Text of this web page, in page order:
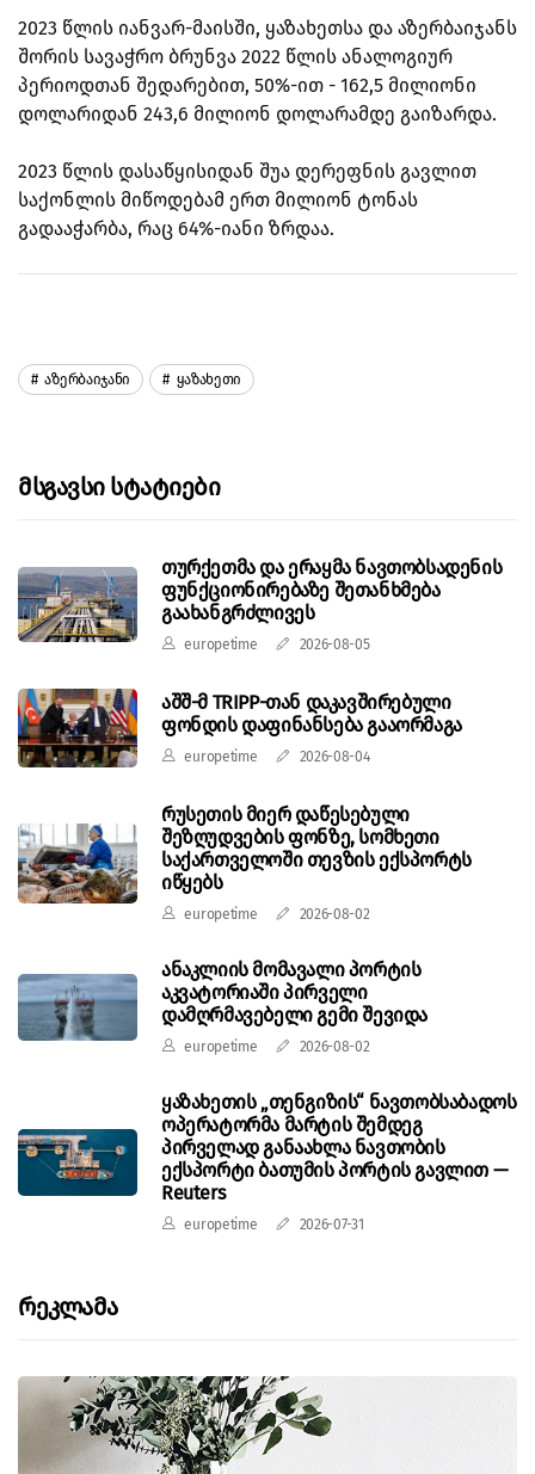
2023 წლის იანვარ-მაისში, ყაზახეთსა და აზერბაიჯანს
შორის სავაჭრო ბრუნვა 2022 წლის ანალოგიურ
პერიოდთან შედარებით, 50%-ით - 162,5 მილიონი
დოლარიდან 243,6 მილიონ დოლარამდე გაიზარდა.
2023 წლის დასაწყისიდან შუა დერეფნის გავლით
საქონლის მიწოდებამ ერთ მილიონ ტონას
გადააჭარბა, რაც 64%-იანი ზრდაა.
Აზერბაიჯანი Ყაზახეთი
Მსგავსი Სტატიები
თურქეთმა და ერაყმა ნავთობსადენის
ფუნქციონირებაზე შეთანხმება
გაახანგრძლივეს
europetime 2026-08-05
აშშ-მ TRIPP-თან დაკავშირებული
ფონდის დაფინანსება გააორმაგა
europetime 2026-08-04
რუსეთის მიერ დაწესებული
შეზღუდვების ფონზე, სომხეთი
საქართველოში თევზის ექსპორტს
იწყებს
europetime 2026-08-02
ანაკლიის მომავალი პორტის
აკვატორიაში პირველი
დამღრმავებელი გემი შევიდა
europetime 2026-08-02
ყაზახეთის „თენგიზის“ ნავთობსაბადოს
ოპერატორმა მარტის შემდეგ
პირველად განაახლა ნავთობის
ექსპორტი ბათუმის პორტის გავლით —
Reuters
europetime 2026-07-31
Რეკლამა